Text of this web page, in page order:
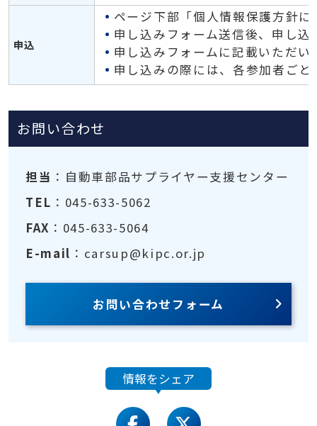
申込
ページ下部「個人情報保護方針
申し込みフォーム送信後、申し
申し込みフォームに記載いただ
申し込みの際には、各参加者ご
お問い合わせ
担当 ：自動車部品サプライヤー支援センター
TEL ：045-633-5062
FAX ：045-633-5064
E-mail ：carsup@kipc.or.jp
お問い合わせフォーム
情報をシェア